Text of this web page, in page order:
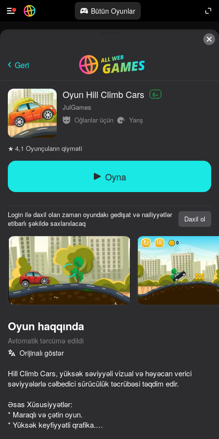
Bütün Oyunlar
Cihazı döndərin
Oyun yalnız üfüqi
rejimdə işləyir
Supercar Battle: 2 Player Racing Game
74
Geri
Oyun Hill Climb Cars 6+
JulGames
Oğlanlar üçün
Yarış
4,1 Oyunçuların qiyməti
Oyna
Login ilə daxil olan zaman oyundakı gedişat və nailiyyətlər
etibarlı şəkildə saxlanılacaq
Daxil ol
Oyun haqqında
Avtomatik tərcümə edildi
Orijinalı göstər
Hill Climb Cars, yüksək səviyyəli vizual və həyəcan verici
səviyyələrlə cəlbedici sürücülük təcrübəsi təqdim edir.
Əsas Xüsusiyyətlər:
* Maraqlı və çətin oyun.
* Yüksək keyfiyyətli qrafika.